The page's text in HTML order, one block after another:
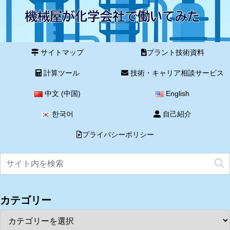
サイトマップ プラント技術資料
計算ツール 技術・キャリア相談サービス
中文 (中国) English
한국어 自己紹介
プライバシーポリシー
カテゴリー